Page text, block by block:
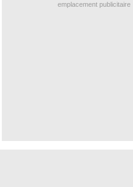
emplacement publicitaire